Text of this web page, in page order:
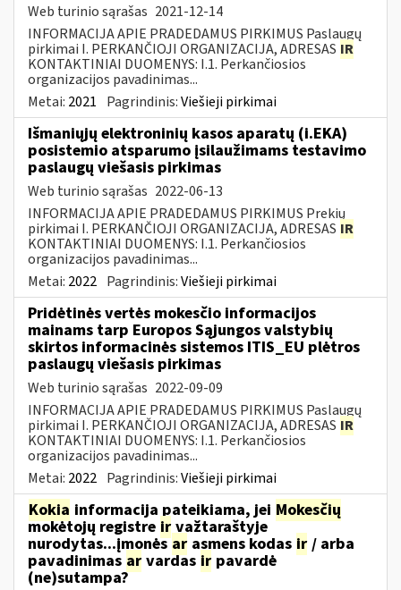
Web turinio sąrašas 2021-12-14
INFORMACIJA APIE PRADEDAMUS PIRKIMUS Paslaugų
pirkimai I. PERKANČIOJI ORGANIZACIJA, ADRESAS IR
KONTAKTINIAI DUOMENYS: I.1. Perkančiosios
organizacijos pavadinimas...
Metai: 2021 Pagrindinis:Viešieji pirkimai
Išmaniųjų elektroninių kasos aparatų (i.EKA)
posistemio atsparumo įsilaužimams testavimo
paslaugų viešasis pirkimas
Web turinio sąrašas 2022-06-13
INFORMACIJA APIE PRADEDAMUS PIRKIMUS Prekių
pirkimai I. PERKANČIOJI ORGANIZACIJA, ADRESAS IR
KONTAKTINIAI DUOMENYS: I.1. Perkančiosios
organizacijos pavadinimas...
Metai: 2022 Pagrindinis:Viešieji pirkimai
Pridėtinės vertės mokesčio informacijos
mainams tarp Europos Sąjungos valstybių
skirtos informacinės sistemos ITIS_EU plėtros
paslaugų viešasis pirkimas
Web turinio sąrašas 2022-09-09
INFORMACIJA APIE PRADEDAMUS PIRKIMUS Paslaugų
pirkimai I. PERKANČIOJI ORGANIZACIJA, ADRESAS IR
KONTAKTINIAI DUOMENYS: I.1. Perkančiosios
organizacijos pavadinimas...
Metai: 2022 Pagrindinis:Viešieji pirkimai
Kokia informacija pateikiama, jei Mokesčių
mokėtojų registre ir važtaraštyje
nurodytas...įmonėsar asmens kodas ir / arba
pavadinimas ar vardas ir pavardė
(ne)sutampa?